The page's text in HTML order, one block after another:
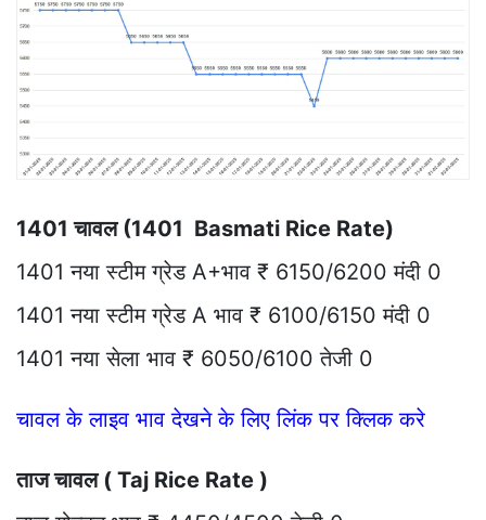
1401 चावल (1401 Basmati Rice Rate)
1401 नया स्टीम ग्रेड A+भाव ₹ 6150/6200 मंदी 0
1401 नया स्टीम ग्रेड A भाव ₹ 6100/6150 मंदी 0
1401 नया सेला भाव ₹ 6050/6100 तेजी 0
चावल के लाइव भाव देखने के लिए लिंक पर क्लिक करे
ताज चावल ( Taj Rice Rate )